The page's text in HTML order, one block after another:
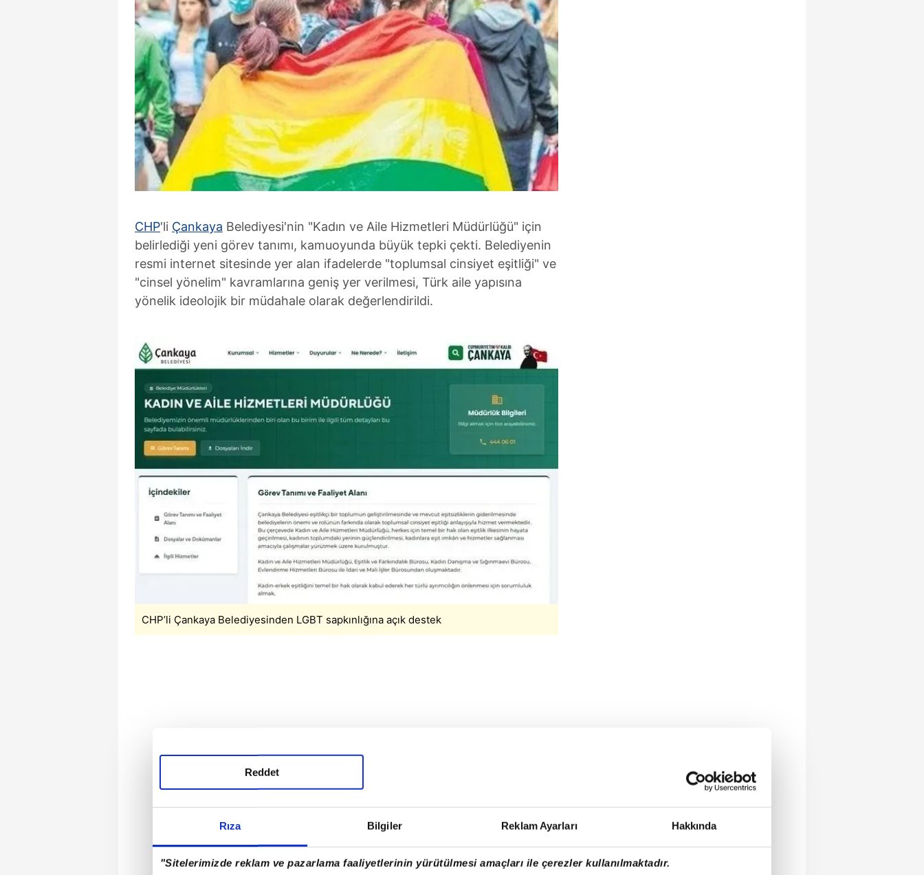
Rıza Bilgiler Reklam Ayarları Hakkında
"Sitelerimizde reklam ve pazarlama faaliyetlerinin yürütülmesi amaçları ile çerezler kullanılmaktadır.
Reddet
CHP'li Çankaya Belediyesi'nin "Kadın ve Aile Hizmetleri Müdürlüğü" için
belirlediği yeni görev tanımı, kamuoyunda büyük tepki çekti. Belediyenin
resmi internet sitesinde yer alan ifadelerde "toplumsal cinsiyet eşitliği" ve
"cinsel yönelim" kavramlarına geniş yer verilmesi, Türk aile yapısına
yönelik ideolojik bir müdahale olarak değerlendirildi.
CHP’li Çankaya Belediyesinden LGBT sapkınlığına açık destek